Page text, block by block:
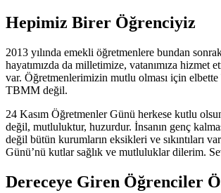
Hepimiz Birer Öğrenciyiz
2013 yılında emekli öğretmenlere bundan
hayatımızda da milletimize, vatanımıza
var. Öğretmenlerimizin mutlu olması için
TBMM değil.
24 Kasım Öğretmenler Günü herkese kutlu
değil, mutluluktur, huzurdur. İnsanın genç
değil bütün kurumların eksikleri ve sıkıntıları
Günü’nü kutlar sağlık ve mutluluklar dilerim.
Dereceye Giren Öğrenciler